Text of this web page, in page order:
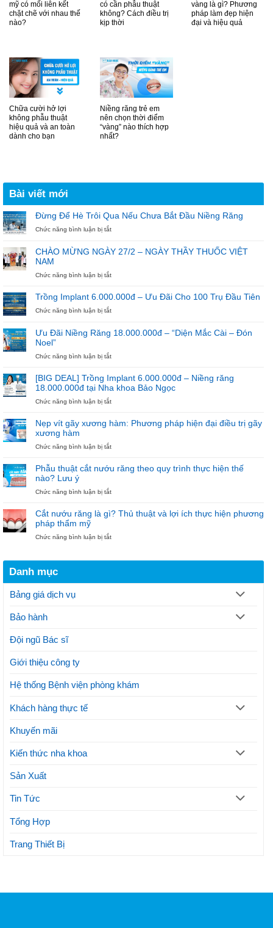
mỹ có mối liên kết
chặt chẽ với nhau thế
nào?
có cần phẫu thuật
không? Cách điều trị
kịp thời
vàng là gì? Phương
pháp làm đẹp hiện
đại và hiệu quả
Chữa cười hở lợi
không phẫu thuật
hiệu quả và an toàn
dành cho bạn
Niềng răng trẻ em
nên chọn thời điểm
“vàng” nào thích hợp
nhất?
Bài viết mới
Đừng Để Hè Trôi Qua Nếu Chưa Bắt Đầu Niềng Răng
Chức năng bình luận bị tắtở
Để
Hè
Qua
Chưa
Bắt
Đầu
Răng
CHÀO MỪNG NGÀY 27/2 – NGÀY THẦY THUỐC VIỆT
NAM
Chức năng bình luận bị tắtở
MỪNG
NGÀY
27/2
NGÀY
VIỆT
Trồng Implant 6.000.000đ – Ưu Đãi Cho 100 Trụ Đầu Tiên
Chức năng bình luận bị tắtở
Implant
6.000.000đ
Ưu
Cho
100
Trụ
Đầu
Ưu Đãi Niềng Răng 18.000.000đ – “Diện Mắc Cài – Đón
Noel”
Chức năng bình luận bị tắtở
Niềng
Răng
18.000.000đ
“Diện
–
Noel”
[BIG DEAL] Trồng Implant 6.000.000đ – Niềng răng
18.000.000đ tại Nha khoa Bảo Ngọc
Chức năng bình luận bị tắtở
DEAL]
Trồng
6.000.000đ
Niềng
tại
khoa
Nẹp vít gãy xương hàm: Phương pháp hiện đại điều trị gãy
xương hàm
Chức năng bình luận bị tắtở
gãy
hàm:
pháp
điều
Phẫu thuật cắt nướu răng theo quy trình thực hiện thế
nào? Lưu ý
Chức năng bình luận bị tắtở
thuật
cắt
răng
hiện
Cắt nướu răng là gì? Thủ thuật và lợi ích thực hiện phương
pháp thẩm mỹ
Chức năng bình luận bị tắtở
gì?
mỹ
Danh mục
Bảng giá dịch vụ
Bảo hành
Đội ngũ Bác sĩ
Giới thiệu công ty
Hệ thống Bệnh viện phòng khám
Khách hàng thực tế
Khuyến mãi
Kiến thức nha khoa
Sản Xuất
Tin Tức
Tổng Hợp
Trang Thiết Bị